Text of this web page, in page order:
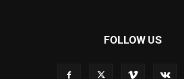
FOLLOW US